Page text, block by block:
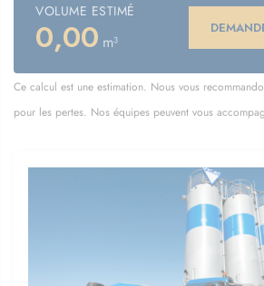
VOLUME ESTIMÉ
0,00 m³
Ce calcul est une estimation. Nous vous
pour les pertes. Nos équipes peuvent vous